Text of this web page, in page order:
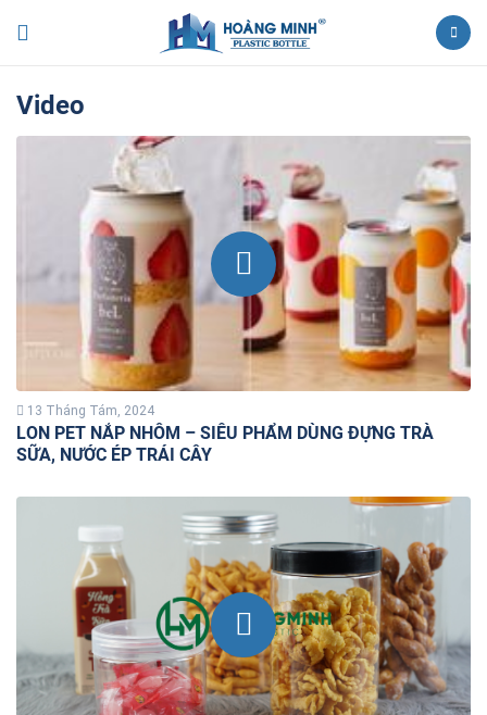
Video
13 Tháng Tám, 2024
LON PET NẮP NHÔM – SIÊU PHẨM DÙNG ĐỰNG TRÀ
SỮA, NƯỚC ÉP TRÁI CÂY